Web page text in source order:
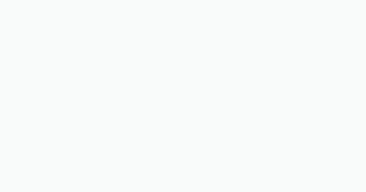
Zielsetzung
zu sehen.
es auch nicht, dass der
eine eigene
Verband einzurichten. Am